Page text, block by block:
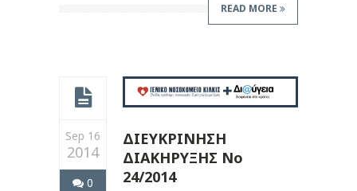
READ MORE
Sep 16
2014
0
ΔΙΕΥΚΡΙΝΗΣΗ
ΔΙΑΚΗΡΥΞΗΣ Νο
24/2014